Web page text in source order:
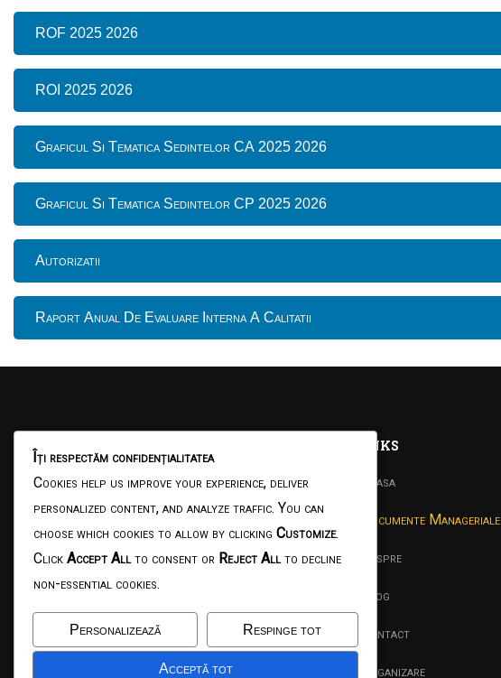
ROF 2025 2026
ROI 2025 2026
Graficul Si Tematica Sedintelor CA 2025 2026
Graficul Si Tematica Sedintelor CP 2025 2026
Autorizatii
Raport Anual De Evaluare Interna A Calitatii
Școala Gimnazială
Corneliu Păcurariu
Micăsasa
Motto: "Nu fiindcă lucrurile sunt dificile
nu îndrăznim, ci fiindcă nu îndrăznim sunt
ele dificile." Seneca
Links
Acasa
Documente Manageriale
Despre
Blog
Contact
Organizare
Îți respectăm confidențialitatea
Cookies help us improve your experience, deliver
personalized content, and analyze traffic. You can
choose which cookies to allow by clicking Customize.
Click Accept Allto consent or Reject Allto decline
non-essential cookies.
Personalizează Respinge tot
Acceptă tot